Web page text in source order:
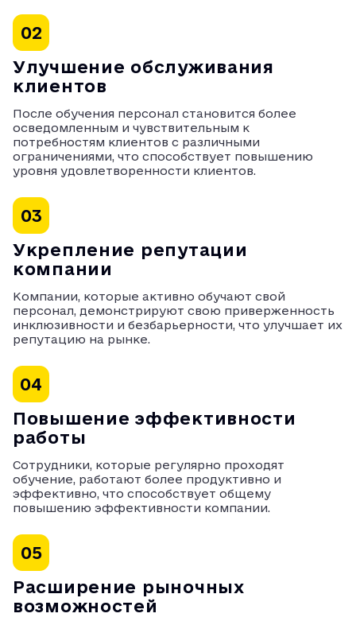
02
Улучшение обслуживания
клиентов
После обучения персонал становится более
осведомленным и чувствительным к
потребностям клиентов с различными
ограничениями, что способствует повышению
уровня удовлетворенности клиентов.
03
Укрепление репутации
компании
Компании, которые активно обучают свой
персонал, демонстрируют свою приверженность
инклюзивности и безбарьерности, что улучшает их
репутацию на рынке.
04
Повышение эффективности
работы
Сотрудники, которые регулярно проходят
обучение, работают более продуктивно и
эффективно, что способствует общему
повышению эффективности компании.
05
Расширение рыночных
возможностей